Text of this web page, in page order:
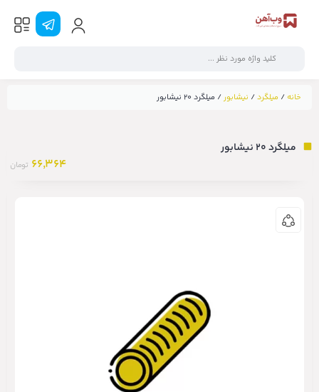
خانه / میلگرد/ نیشابور / میلگرد ۲۰ نیشابور
میلگرد ۲۰ نیشابور
66,364 تومان